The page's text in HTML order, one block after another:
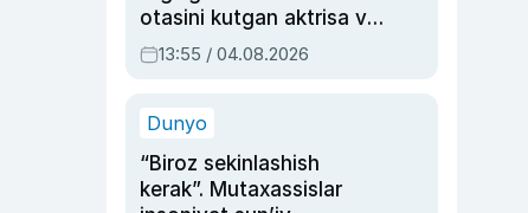
otasini kutgan aktrisa va
dublyaj ustasi Rimma
Ahmedovaning
13:55 / 04.08.2026
Dunyo
“Biroz sekinlashish
kerak”. Mutaxassislar